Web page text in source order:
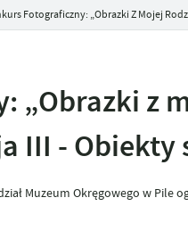
Fotograficzny: „Obrazki Z Mojej
„Obrazki z
III - Obiekty
Muzeum Okręgowego w Pile